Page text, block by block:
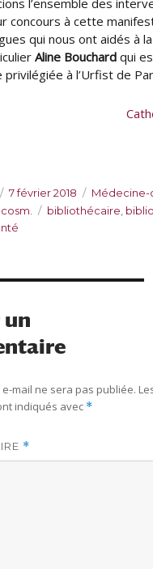
l’ensemble des
concours à cette
qui nous ont aidés à
Aline Bouchard qui
à l’Urfist de
P
u
b
é
7 février 2018
C
a
o
Médecine-
É
u
e
bibliothécaire
un
mail ne sera pas publiée.
indiqués avec *
*